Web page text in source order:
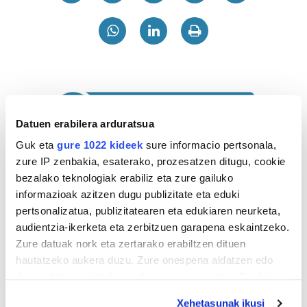
Datuen erabilera arduratsua
Guk eta gure 1022 kideek sure informacio pertsonala,
zure IP zenbakia, esaterako, prozesatzen ditugu, cookie
bezalako teknologiak erabiliz eta zure gailuko
informazioak azitzen dugu publizitate eta eduki
pertsonalizatua, publizitatearen eta edukiaren neurketa,
audientzia-ikerketa eta zerbitzuen garapena eskaintzeko.
Zure datuak nork eta zertarako erabiltzen dituen
hautatzeko aukera duzu. Zure onespena aldatzen edo
Xehetasunak ikusi
Astekaria